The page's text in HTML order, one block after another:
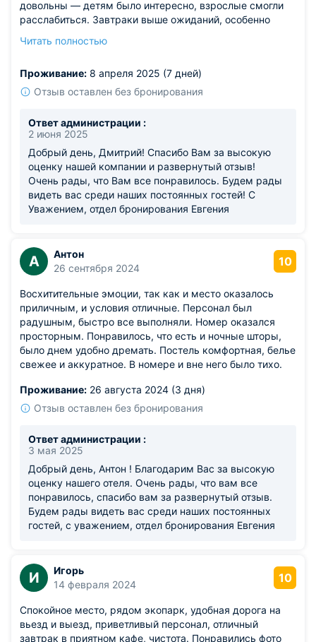
довольны — детям было интересно, взрослые смогли
расслабиться. Завтраки выше ожиданий, особенно
Внутренний дворик просто создан для вечерних
тонах, освещение мягкое. Прекрасный вариант для
выходных.
везде очевидны.
Читать полностью
Проживание: 8 апреля 2025 (7 дней)
Отзыв оставлен без бронирования
Ответ администрации :
2 июня 2025
Добрый день, Дмитрий! Спасибо Вам за высокую
оценку нашей компании и развернутый отзыв!
Очень рады, что Вам все понравилось. Будем рады
видеть вас среди наших постоянных гостей! С
Уважением, отдел бронирования Евгения
А
Антон
26 сентября 2024
10
Восхитительные эмоции, так как и место оказалось
приличным, и условия отличные. Персонал был
радушным, быстро все выполняли. Номер оказался
просторным. Понравилось, что есть и ночные шторы,
было днем удобно дремать. Постель комфортная, белье
свежее и аккуратное. В номере и вне него было тихо.
Проживание: 26 августа 2024 (3 дня)
Отзыв оставлен без бронирования
Ответ администрации :
3 мая 2025
Добрый день, Антон ! Благодарим Вас за высокую
оценку нашего отеля. Очень рады, что вам все
понравилось, спасибо вам за развернутый отзыв.
Будем рады видеть вас среди наших постоянных
гостей, с уважением, отдел бронирования Евгения
И
Игорь
14 февраля 2024
10
Спокойное место, рядом экопарк, удобная дорога на
вьезд и выезд, приветливый персонал, отличный
завтрак в приятном кафе, чистота. Понравились фото